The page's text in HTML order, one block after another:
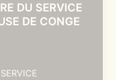
DU SERVICE
DE CONGE